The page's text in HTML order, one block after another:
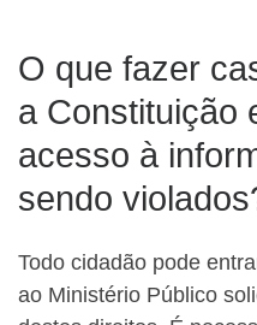
O que fazer
a Constituição
acesso à
sendo
Todo cidadão pode
ao Ministério Público